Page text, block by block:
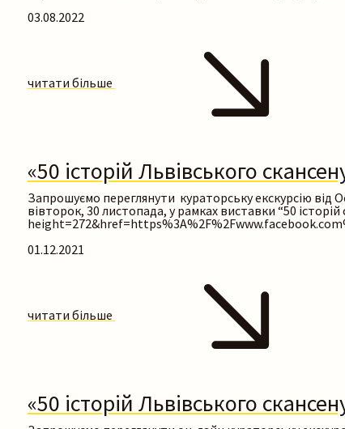
03.08.2022
читати більше
«50 історій Львівського
Запрошуємо переглянути кураторську екскурсію від
вівторок, 30 листопада, у рамках виставки “50
01.12.2021
читати більше
«50 історій Львівського